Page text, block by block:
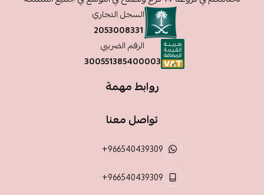
السجل التجاري
2053008331
الرقم الضريبي
300551385400003
روابط مهمة
تواصل معنا
+966540439309
+966540439309